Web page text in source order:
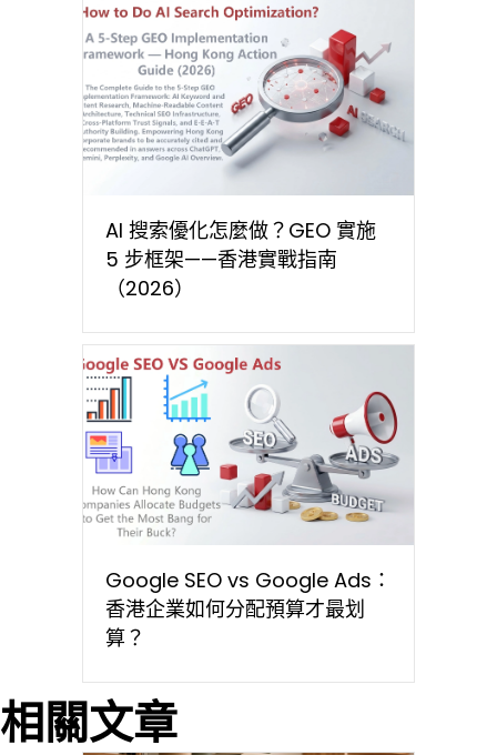
AI 搜索優化怎麼做？GEO 實施
5 步框架——香港實戰指南
（2026）
Google SEO vs Google Ads：
香港企業如何分配預算才最划
算？
相關文章